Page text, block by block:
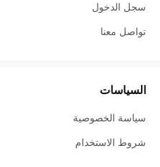
سجل الدخول
تواصل معنا
السياسات
سياسة الخصوصية
شروط الاستخدام